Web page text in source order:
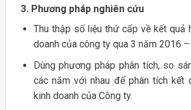
3. Phương pháp nghiên cứu
Thu thập số liệu thứ cấp về kết quả
doanh của công ty qua 3 năm 2016
Dùng phương pháp phân tích, so
các năm với nhau để phân tích kết
kinh doanh của Công ty.